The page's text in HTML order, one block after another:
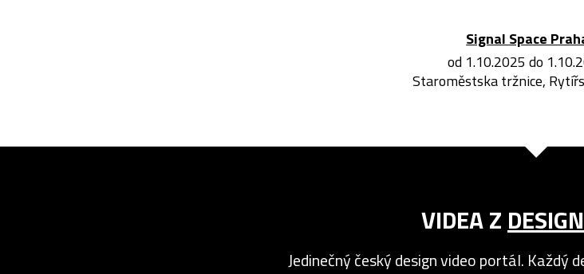
Signal Space
od 1.10.2025 do
Staroměstska tržnice,
VIDEA Z
Jedinečný český design video portál. Každý